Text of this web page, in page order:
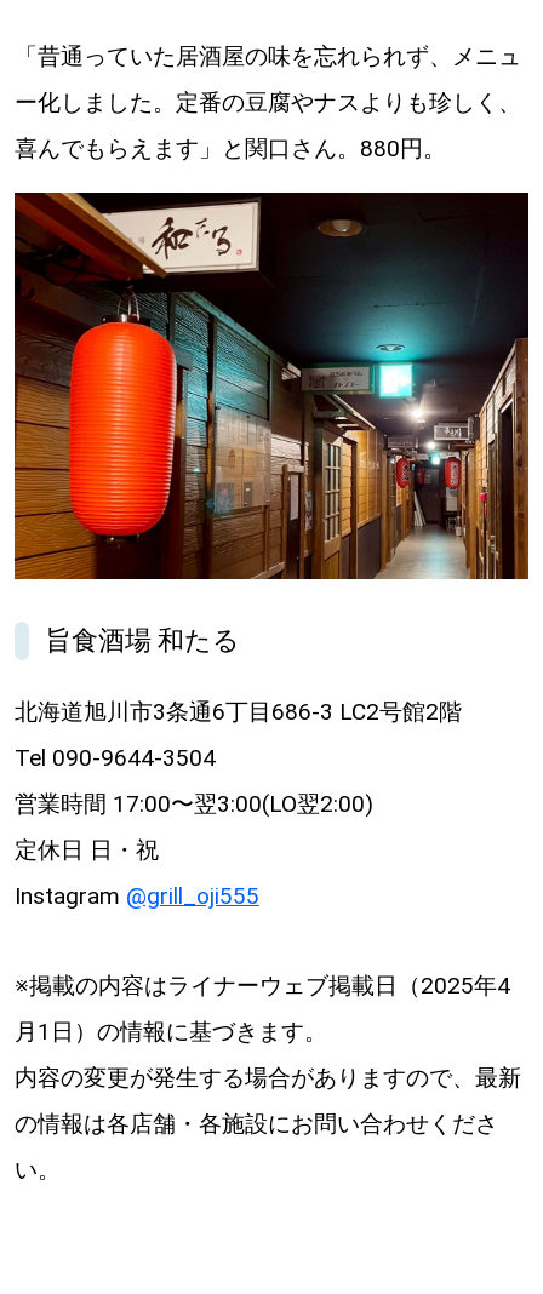
パートナーメディア Sitakkeパートナー
運営会社
情報提供・お問い合わせ 利用規約
プライバシーポリシー
閉じる
「昔通っていた居酒屋の味を忘れられず、メニュ
ー化しました。定番の豆腐やナスよりも珍しく、
喜んでもらえます」と関口さん。880円。
旨食酒場 和たる
北海道旭川市3条通6丁目686-3 LC2号館2階
Tel 090-9644-3504
営業時間 17:00〜翌3:00(LO翌2:00)
定休日 日・祝
Instagram @grill_oji555
※掲載の内容はライナーウェブ掲載日（2025年4
月1日）の情報に基づきます。
内容の変更が発生する場合がありますので、最新
の情報は各店舗・各施設にお問い合わせくださ
い。